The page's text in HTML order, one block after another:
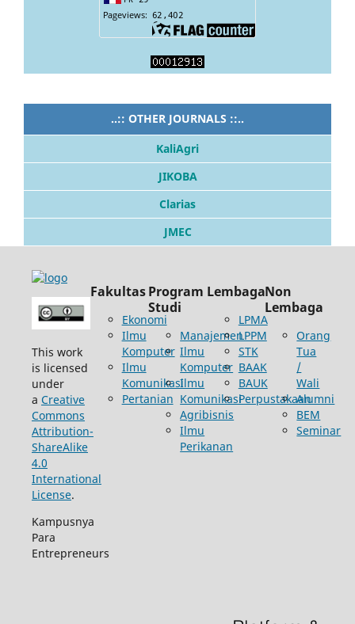
..:: OTHER JOURNALS ::..
KaliAgri
JIKOBA
Clarias
JMEC
This work
is licensed
under
a Creative
Commons
Attribution-
ShareAlike
4.0
International
License.
Kampusnya
Para
Entrepreneurs
Fakultas
Ekonomi
Ilmu
Komputer
Ilmu
Komunikasi
Pertanian
Program
Studi
Manajemen
Ilmu
Komputer
Ilmu
Komunikasi
Agribisnis
Ilmu
Perikanan
Lembaga
LPMA
LPPM
STK
BAAK
BAUK
Perpustakaan
Non
Lembaga
Orang
Tua
/
Wali
Alumni
BEM
Seminar